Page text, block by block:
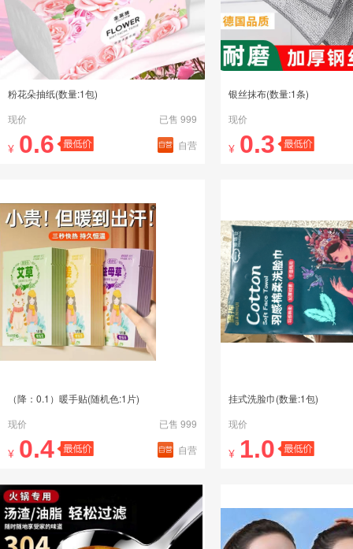
粉花朵抽纸(数量:1包)
现价
已售 999
¥ 0.6 自营
银丝抹布(数量:1条)
现价
¥ 0.3
（降：0.1）暖手贴(随机色:1片)
现价
已售 999
¥ 0.4 自营
挂式洗脸巾(数量:1包)
现价
¥ 1.0